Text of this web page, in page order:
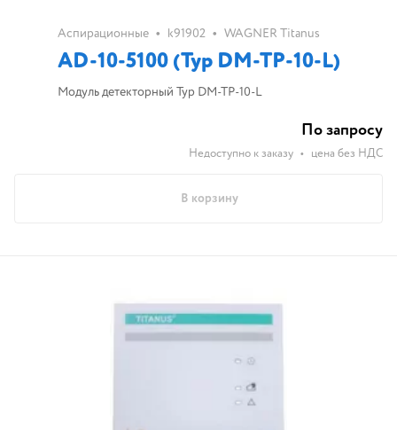
Аспирационные • k91902 • WAGNER Titanus
AD-10-5100 (Typ DM-TP-10-L)
Модуль детекторный Typ DM-TP-10-L
По запросу
Недоступно к заказу • цена без НДС
В корзину